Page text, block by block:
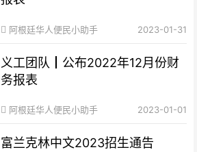
阿根廷华人便民小助手 2023-01-31
义工团队┃公布2022年12月份财
务报表
阿根廷华人便民小助手 2023-01-01
富兰克林中文2023招生通告